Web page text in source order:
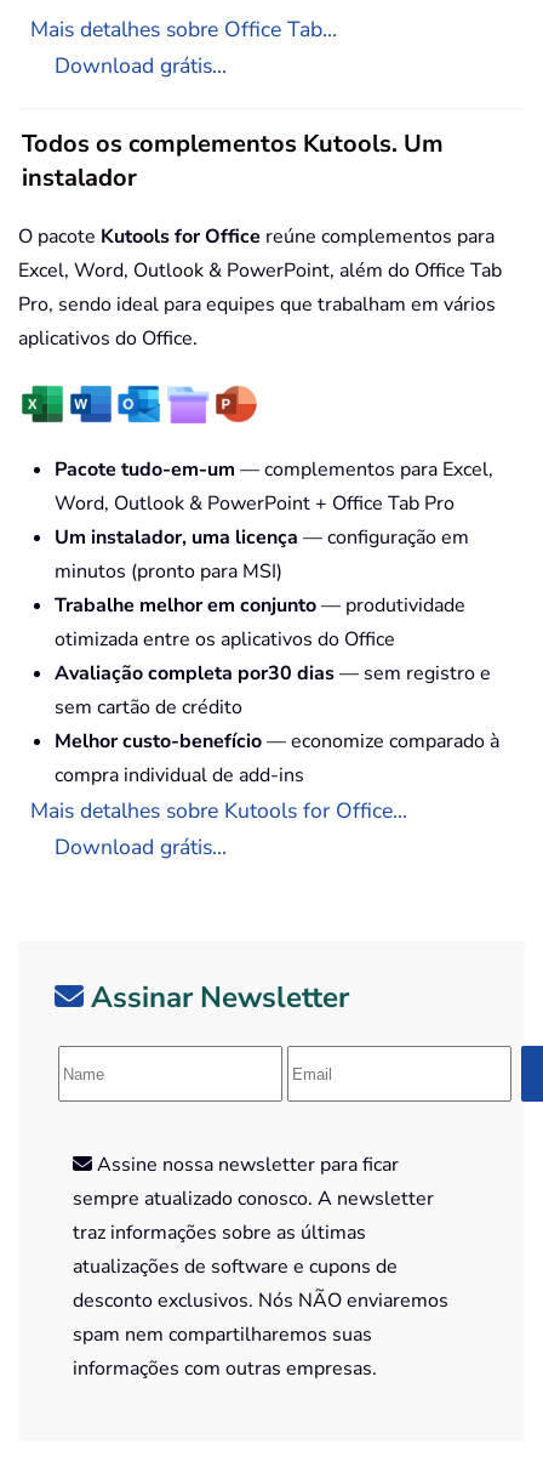
Mais detalhes sobre Office Tab...
Download grátis...
Todos os complementos Kutools. Um
instalador
O pacote Kutools for Office reúne complementos para
Excel, Word, Outlook & PowerPoint, além do Office Tab
Pro, sendo ideal para equipes que trabalham em vários
aplicativos do Office.
Pacote tudo-em-um — complementos para Excel,
Word, Outlook & PowerPoint + Office Tab Pro
Um instalador, uma licença — configuração em
minutos (pronto para MSI)
Trabalhe melhor em conjunto— produtividade
otimizada entre os aplicativos do Office
Avaliação completa por30 dias— sem registro e
sem cartão de crédito
Melhor custo-benefício— economize comparado à
compra individual de add-ins
Mais detalhes sobre Kutools for Office...
Download grátis...
Assinar Newsletter
Assine nossa newsletter para ficar
sempre atualizado conosco. A newsletter
traz informações sobre as últimas
atualizações de software e cupons de
desconto exclusivos. Nós NÃO enviaremos
spam nem compartilharemos suas
informações com outras empresas.